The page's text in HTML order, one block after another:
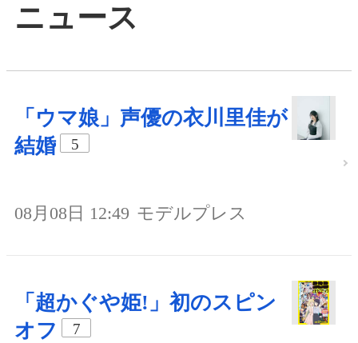
ニュース
「ウマ娘」声優の衣川里佳が
結婚
5
08月08日 12:49 モデルプレス
「超かぐや姫!」初のスピン
オフ
7